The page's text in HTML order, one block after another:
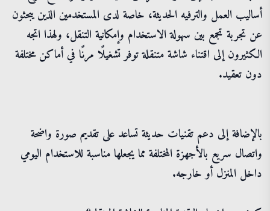
أساليب العمل والترفيه الحديثة، خاصة لدى المستخدمين الذين يبحثون
عن تجربة تجمع بين سهولة الاستخدام وإمكانية التنقل، ولهذا اتجه
الكثيرون إلى اقتناء شاشة متنقلة توفر تشغيلًا مرنًا في أماكن مختلفة
دون تعقيد.
بالإضافة إلى دعم تقنيات حديثة تساعد على تقديم صورة واضحة
واتصال سريع بالأجهزة المختلفة مما يجعلها مناسبة للاستخدام اليومي
داخل المنزل أو خارجه.